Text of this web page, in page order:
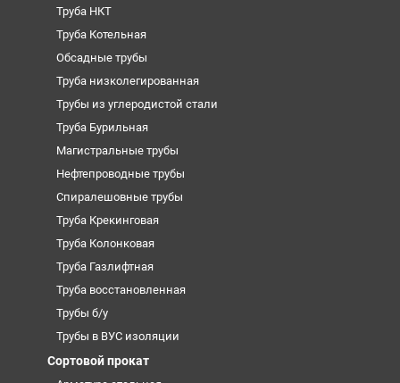
Труба НКТ
Труба Котельная
Обсадные трубы
Труба низколегированная
Трубы из углеродистой стали
Труба Бурильная
Магистральные трубы
Нефтепроводные трубы
Спиралешовные трубы
Труба Крекинговая
Труба Колонковая
Труба Газлифтная
Труба восстановленная
Трубы б/у
Трубы в ВУС изоляции
Сортовой прокат